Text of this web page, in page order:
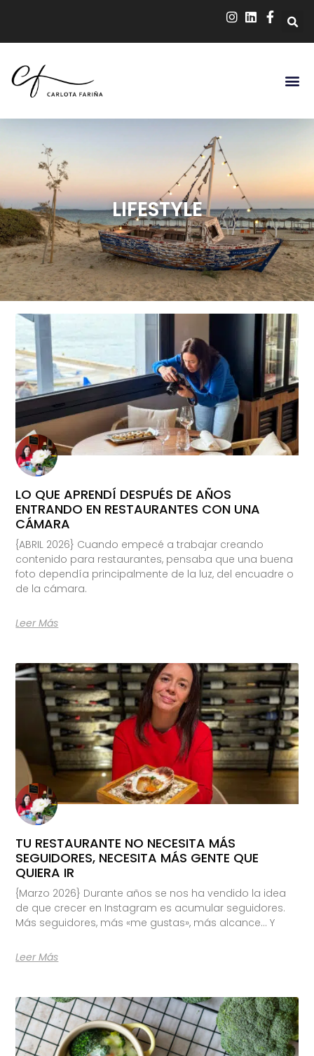
LIFESTYLE
LO QUE APRENDÍ DESPUÉS DE AÑOS
ENTRANDO EN RESTAURANTES CON UNA
CÁMARA
{ABRIL 2026} Cuando empecé a trabajar creando
contenido para restaurantes, pensaba que una buena
foto dependía principalmente de la luz, del encuadre o
de la cámara.
Leer Más
TU RESTAURANTE NO NECESITA MÁS
SEGUIDORES, NECESITA MÁS GENTE QUE
QUIERA IR
{Marzo 2026} Durante años se nos ha vendido la idea
de que crecer en Instagram es acumular seguidores.
Más seguidores, más «me gustas», más alcance… Y
Leer Más